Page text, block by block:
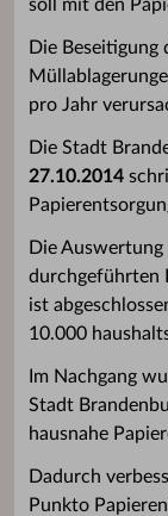
soll mit den
Die Beseitigung
pro Jahr
Die Stadt
27.10.2014
Die
durchgeführten
ist
10.000
Im Nachgang
Stadt
hausnahe
Dadurch
Punkto